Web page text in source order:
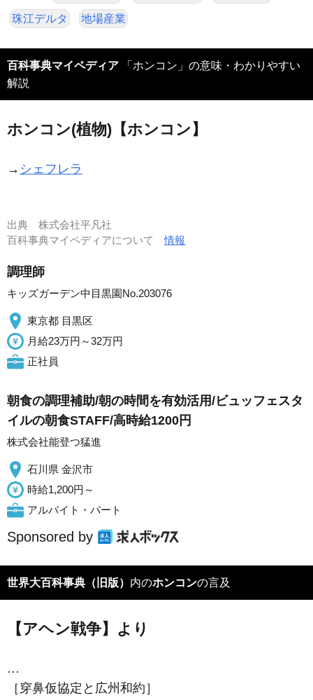
珠江デルタ 地場産業
百科事典マイペディア 「ホンコン」の意味・わかりやすい
解説
ホンコン(植物)【ホンコン】
→ シェフレラ
出典 株式会社平凡社
百科事典マイペディアについて情報
調理師
キッズガーデン中目黒園No.203076
東京都 目黒区
月給23万円～32万円
正社員
朝食の調理補助/朝の時間を有効活用/ビュッフェスタ
イルの朝食STAFF/高時給1200円
株式会社能登つ猛進
石川県 金沢市
時給1,200円～
アルバイト・パート
Sponsored by
世界大百科事典（旧版） 内のホンコンの言及
【アヘン戦争】より
…
［穿鼻仮協定と広州和約］